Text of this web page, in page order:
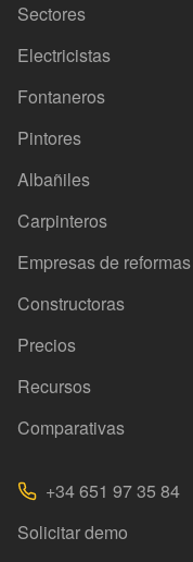
Sectores
Electricistas
Fontaneros
Pintores
Albañiles
Carpinteros
Empresas de reformas
Constructoras
Precios
Recursos
Comparativas
+34 651 97 35 84
Solicitar demo